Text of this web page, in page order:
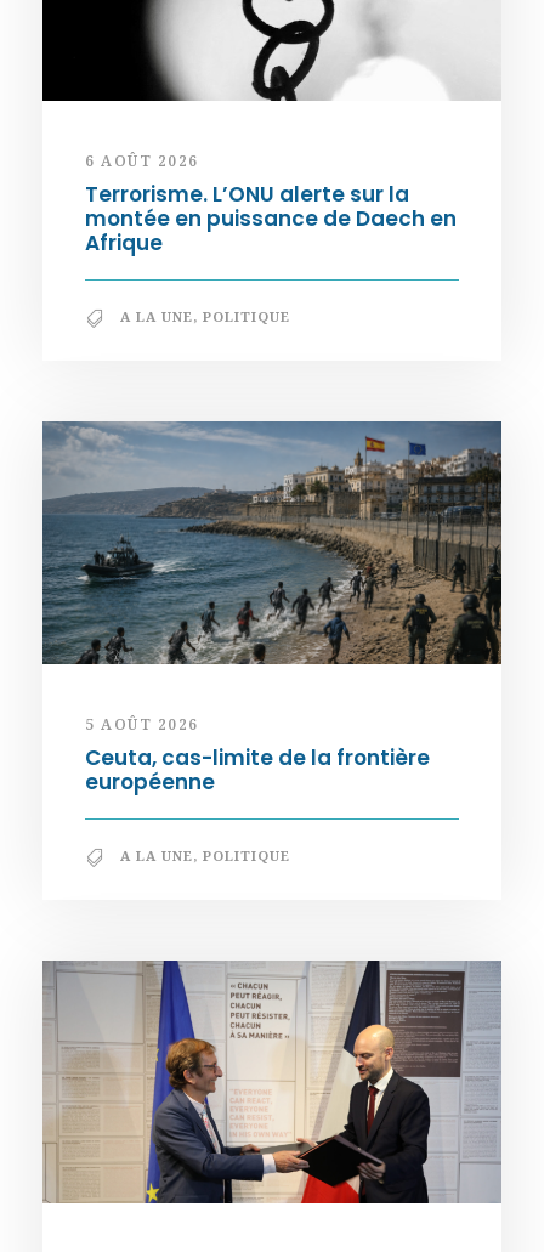
6 AOÛT 2026
Terrorisme. L’ONU alerte sur la
montée en puissance de Daech en
Afrique
A LA UNE, POLITIQUE
5 AOÛT 2026
Ceuta, cas-limite de la frontière
européenne
A LA UNE, POLITIQUE